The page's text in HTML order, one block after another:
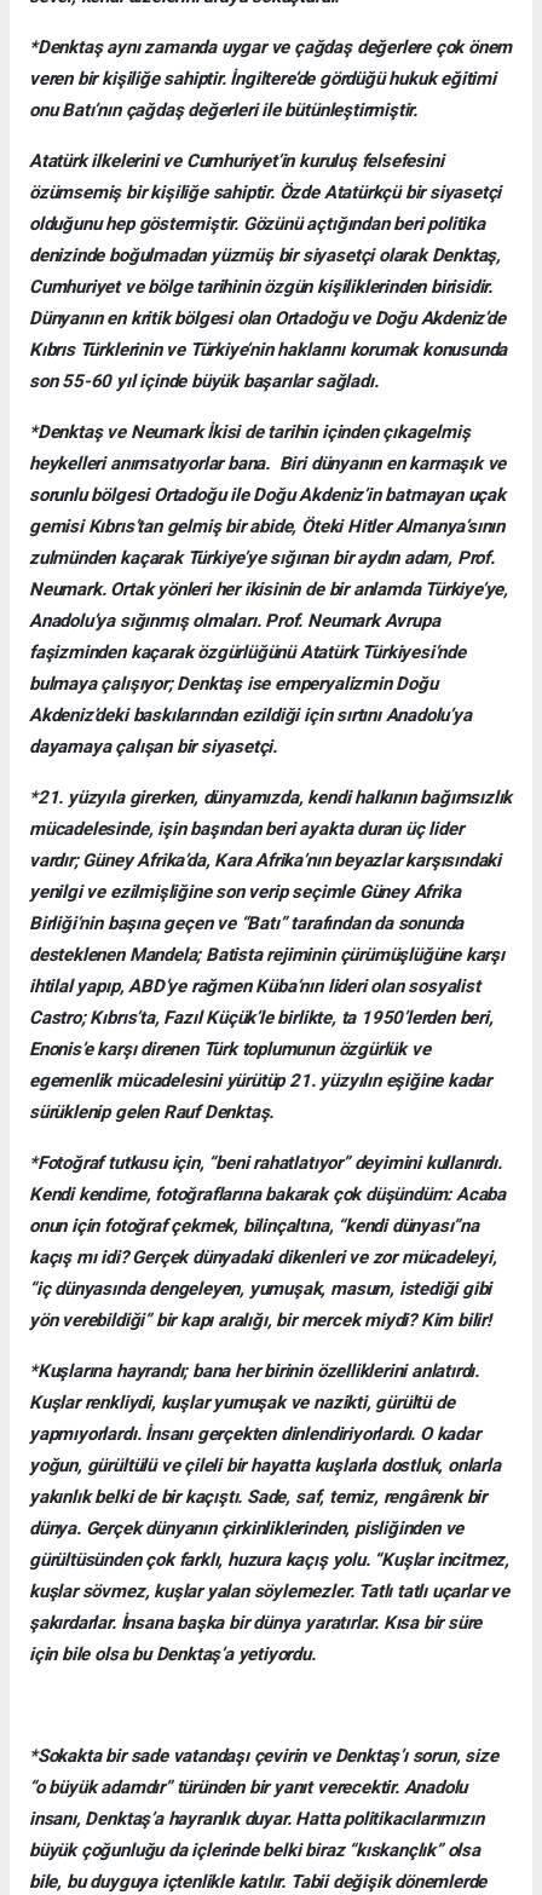
*Denktaş aynı zamanda uygar ve çağdaş değerlere çok önem
veren bir kişiliğe sahiptir. İngiltere’de gördüğü hukuk eğitimi
onu Batı’nın çağdaş değerleri ile bütünleştirmiştir.
Atatürk ilkelerini ve Cumhuriyet’in kuruluş felsefesini
özümsemiş bir kişiliğe sahiptir. Özde Atatürkçü bir siyasetçi
olduğunu hep göstermiştir. Gözünü açtığından beri politika
denizinde boğulmadan yüzmüş bir siyasetçi olarak Denktaş,
Cumhuriyet ve bölge tarihinin özgün kişiliklerinden birisidir.
Dünyanın en kritik bölgesi olan Ortadoğu ve Doğu Akdeniz’de
Kıbrıs Türklerinin ve Türkiye’nin haklarını korumak konusunda
son 55-60 yıl içinde büyük başarılar sağladı.
*Denktaş ve Neumark İkisi de tarihin içinden çıkagelmiş
heykelleri anımsatıyorlar bana. Biri dünyanın en karmaşık ve
sorunlu bölgesi Ortadoğu ile Doğu Akdeniz’in batmayan uçak
gemisi Kıbrıs’tan gelmiş bir abide, Öteki Hitler Almanya’sının
zulmünden kaçarak Türkiye’ye sığınan bir aydın adam, Prof.
Neumark. Ortak yönleri her ikisinin de bir anlamda Türkiye’ye,
Anadolu’ya sığınmış olmaları. Prof. Neumark Avrupa
faşizminden kaçarak özgürlüğünü Atatürk Türkiyesi’nde
bulmaya çalışıyor; Denktaş ise emperyalizmin Doğu
Akdeniz’deki baskılarından ezildiği için sırtını Anadolu’ya
dayamaya çalışan bir siyasetçi.
*21. yüzyıla girerken, dünyamızda, kendi halkının bağımsızlık
mücadelesinde, işin başından beri ayakta duran üç lider
vardır; Güney Afrika’da, Kara Afrika’nın beyazlar karşısındaki
yenilgi ve ezilmişliğine son verip seçimle Güney Afrika
Birliği’nin başına geçen ve “Batı” tarafından da sonunda
desteklenen Mandela; Batista rejiminin çürümüşlüğüne karşı
ihtilal yapıp, ABD’ye rağmen Küba’nın lideri olan sosyalist
Castro; Kıbrıs’ta, Fazıl Küçük’le birlikte, ta 1950’lerden beri,
Enonis’e karşı direnen Türk toplumunun özgürlük ve
egemenlik mücadelesini yürütüp 21. yüzyılın eşiğine kadar
sürüklenip gelen Rauf Denktaş.
*Fotoğraf tutkusu için, “beni rahatlatıyor” deyimini kullanırdı.
Kendi kendime, fotoğraflarına bakarak çok düşündüm: Acaba
onun için fotoğraf çekmek, bilinçaltına, “kendi dünyası”na
kaçış mı idi? Gerçek dünyadaki dikenleri ve zor mücadeleyi,
“iç dünyasında dengeleyen, yumuşak, masum, istediği gibi
yön verebildiği” bir kapı aralığı, bir mercek miydi? Kim bilir!
*Kuşlarına hayrandı; bana her birinin özelliklerini anlatırdı.
Kuşlar renkliydi, kuşlar yumuşak ve nazikti, gürültü de
yapmıyorlardı. İnsanı gerçekten dinlendiriyorlardı. O kadar
yoğun, gürültülü ve çileli bir hayatta kuşlarla dostluk, onlarla
yakınlık belki de bir kaçıştı. Sade, saf, temiz, rengârenk bir
dünya. Gerçek dünyanın çirkinliklerinden, pisliğinden ve
gürültüsünden çok farklı, huzura kaçış yolu. “Kuşlar incitmez,
kuşlar sövmez, kuşlar yalan söylemezler. Tatlı tatlı uçarlar ve
şakırdarlar. İnsana başka bir dünya yaratırlar. Kısa bir süre
için bile olsa bu Denktaş’a yetiyordu.
*Sokakta bir sade vatandaşı çevirin ve Denktaş’ı sorun, size
“o büyük adamdır” türünden bir yanıt verecektir. Anadolu
insanı, Denktaş’a hayranlık duyar. Hatta politikacılarımızın
büyük çoğunluğu da içlerinde belki biraz “kıskançlık” olsa
bile, bu duyguya içtenlikle katılır. Tabii değişik dönemlerde